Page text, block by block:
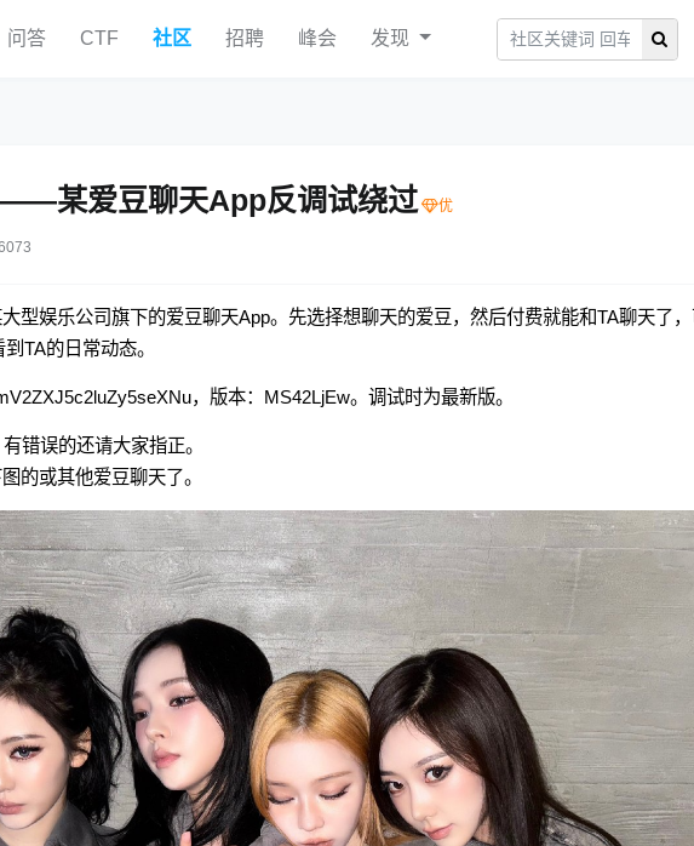
问答 CTF 社区 招聘 峰会 发现
某爱豆聊天App反调试绕过
型娱乐公司旗下的爱豆聊天App。先选择想聊天的爱豆，然后付费就能和TA聊天了
TA的日常动态。
，版本：MS42LjEw。调试时为最新版。
错误的还请大家指正。
的或其他爱豆聊天了。